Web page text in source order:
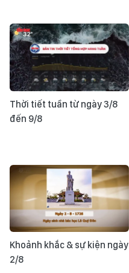
Thời tiết tuần từ ngày 3/8
đến 9/8
Khoảnh khắc & sự kiện ngày
2/8